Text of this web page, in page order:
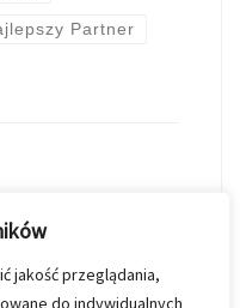
jakość przeglądania,
do indywidualnych
Partner